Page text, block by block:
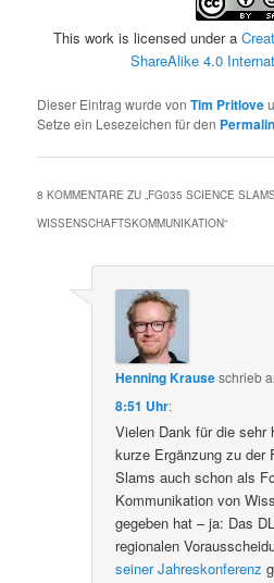
This work is licensed under a
ShareAlike 4.0
Dieser Eintrag wurde vonTim Pritlove
Setze ein Lesezeichen für den
8 KOMMENTARE ZU „FG035 SCIENCE
WISSENSCHAFTSKOMMUNIKATION“
Henning Krauseschrieb
8:51 Uhr:
Vielen Dank für die sehr
kurze Ergänzung zu der
Slams auch schon als
Kommunikation von
gegeben hat – ja: Das
regionalen
seiner Jahreskonferenz